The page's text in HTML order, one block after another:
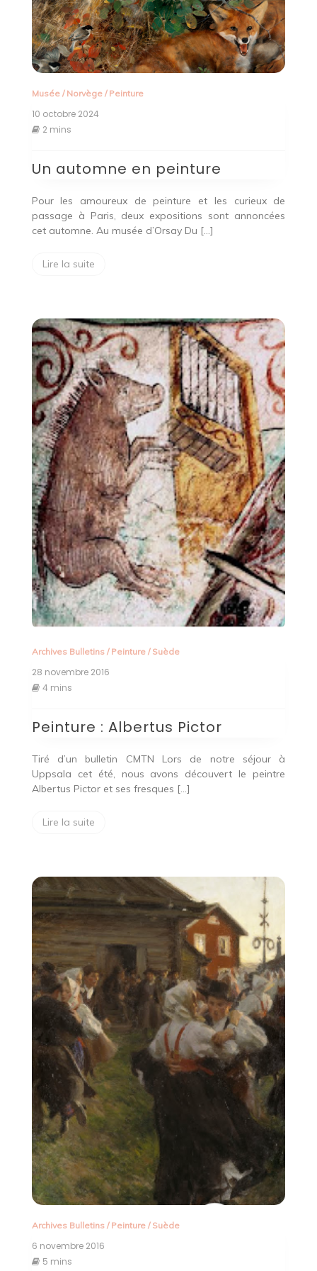
Musée/ Norvège/ Peinture
10 octobre 2024
2 mins
Un automne en peinture
Pour les amoureux de peinture et les curieux de
passage à Paris, deux expositions sont annoncées
cet automne. Au musée d’Orsay Du […]
Lire la suite
Archives Bulletins/ Peinture/ Suède
28 novembre 2016
4 mins
Peinture : Albertus Pictor
Tiré d’un bulletin CMTN Lors de notre séjour à
Uppsala cet été, nous avons découvert le peintre
Albertus Pictor et ses fresques […]
Lire la suite
Archives Bulletins/ Peinture/ Suède
6 novembre 2016
5 mins